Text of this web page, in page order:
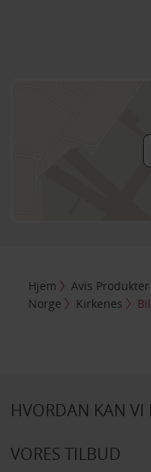
Hjem Avis Produkter
Norge
Kirkenes
HVORDAN KAN VI
VORES TILBUD